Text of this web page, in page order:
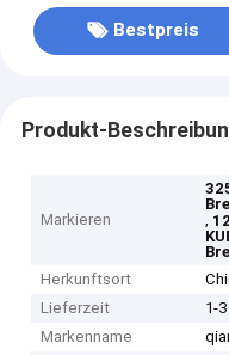
Bestpreis
Produkt-
Markieren
,
Herkunftsort
Lieferzeit
1-
Markenname